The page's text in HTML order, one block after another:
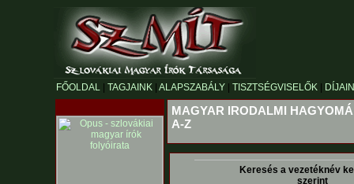
FŐOLDAL TAGJAINK ALAPSZABÁLY TISZTSÉGVISELŐK
MAGYAR IRODALMI
A-Z
Keresés a vezetéknév
szerint